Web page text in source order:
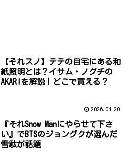
【それスノ】テテの自宅にある和
紙照明とは？イサム・ノグチの
AKARIを解説｜どこで買える？
2026.04.20
『それSnow Manにやらせて下さ
い』でBTSのジョングクが選んだ
雪駄が話題